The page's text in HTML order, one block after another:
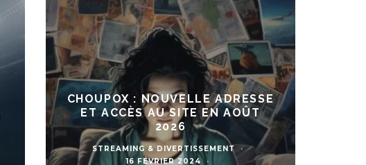
CHOUPOX : NOUVELLE ADRESSE
ET ACCÈS AU SITE EN AOÛT
2026
STREAMING & DIVERTISSEMENT
·
16 FÉVRIER 2024
·